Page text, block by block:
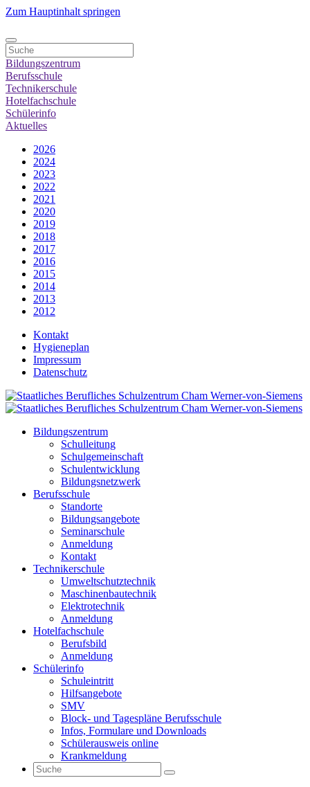
Zum Hauptinhalt springen
Bildungszentrum
Berufsschule
Technikerschule
Hotelfachschule
Schülerinfo
Aktuelles
2026
2024
2023
2022
2021
2020
2019
2018
2017
2016
2015
2014
2013
2012
Kontakt
Hygieneplan
Impressum
Datenschutz
Bildungszentrum
Schulleitung
Schulgemeinschaft
Schulentwicklung
Bildungsnetzwerk
Berufsschule
Standorte
Bildungsangebote
Seminarschule
Anmeldung
Kontakt
Technikerschule
Umweltschutztechnik
Maschinenbautechnik
Elektrotechnik
Anmeldung
Hotelfachschule
Berufsbild
Anmeldung
Schülerinfo
Schuleintritt
Hilfsangebote
SMV
Block- und Tagespläne Berufsschule
Infos, Formulare und Downloads
Schülerausweis online
Krankmeldung